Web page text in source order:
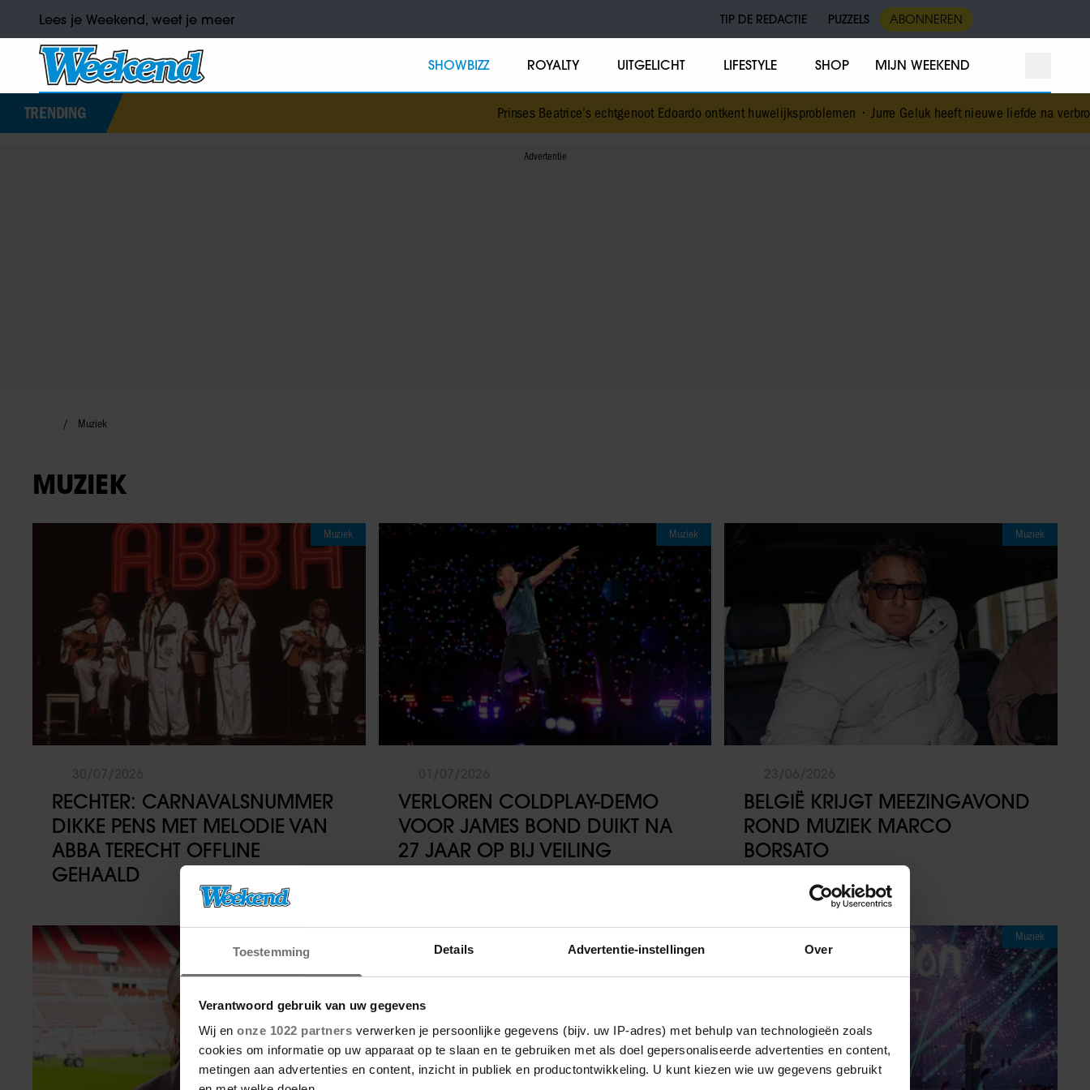
Toestemming Details Advertentie-instellingen Over
Verantwoord gebruik van uw gegevens
Wij en onze 1022 partners verwerken je persoonlijke gegevens (bijv. uw IP-adres) met behulp van technologieën zoals
cookies om informatie op uw apparaat op te slaan en te gebruiken met als doel gepersonaliseerde advertenties en content,
metingen aan advertenties en content, inzicht in publiek en productontwikkeling. U kunt kiezen wie uw gegevens gebruikt
Lees je Weekend, weet je meer TIP DE REDACTIE PUZZELS ABONNEREN
SHOWBIZZ ROYALTY UITGELICHT LIFESTYLE SHOP MIJN WEEKEND
TRENDING Prinses Beatrice’s echtgenoot Edoardo ontkent huwelijksproblemen•Jurre Geluk heeft nieuwe liefde na verbroken
Muziek
MUZIEK
Muziek
RECHTER: CARNAVALSNUMMER
DIKKE PENS MET MELODIE VAN
ABBA TERECHT OFFLINE
GEHAALD
Muziek
VERLOREN COLDPLAY-DEMO
VOOR JAMES BOND DUIKT NA
27 JAAR OP BIJ VEILING
Muziek
BELGIË KRIJGT MEEZINGAVOND
ROND MUZIEK MARCO
BORSATO
Muziek